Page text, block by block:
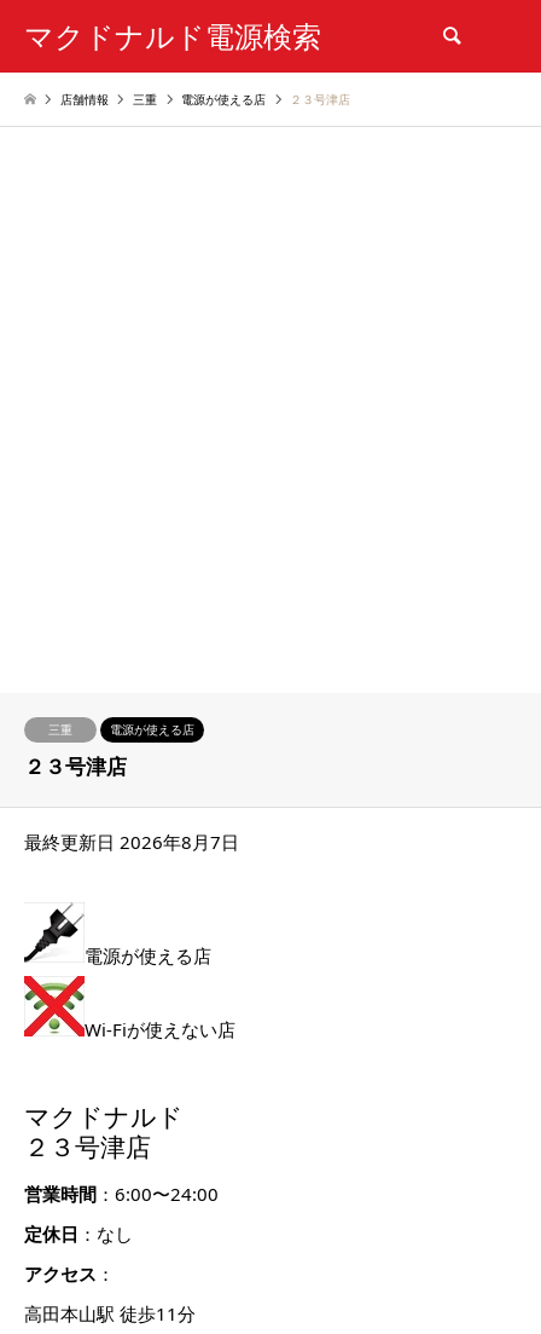
マクドナルド電源検索
店舗情報 三重 電源が使える店 ２３号津店
三重 電源が使える店
２３号津店
最終更新日 2026年8月7日
電源が使える店
Wi-Fiが使えない店
マクドナルド
２３号津店
営業時間 ：6:00〜24:00
定休日 ：なし
アクセス ：
高田本山駅 徒歩11分